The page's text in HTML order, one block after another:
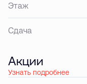
Этаж
Сдача
Акции
Узнать подробнее